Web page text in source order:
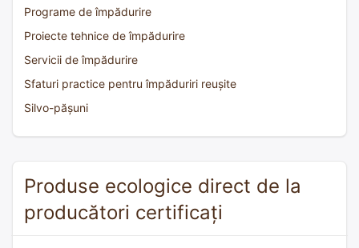
Programe de împădurire
Proiecte tehnice de împădurire
Servicii de împădurire
Sfaturi practice pentru împăduriri reușite
Silvo-pășuni
Produse ecologice direct de la
producători certificați